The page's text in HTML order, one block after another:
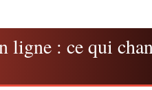
ligne : ce qui